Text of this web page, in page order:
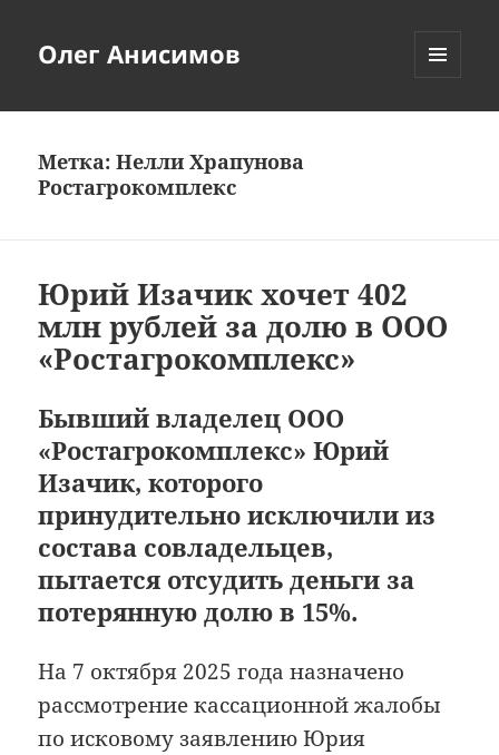
Олег Анисимов
Метка:Нелли Храпунова
Ростагрокомплекс
Юрий Изачик хочет 402
млн рублей за долю в ООО
«Ростагрокомплекс»
Бывший владелец ООО
«Ростагрокомплекс» Юрий
Изачик, которого
принудительно исключили из
состава совладельцев,
пытается отсудить деньги за
потерянную долю в 15%.
На 7 октября 2025 года назначено
рассмотрение кассационной жалобы
по исковому заявлению Юрия